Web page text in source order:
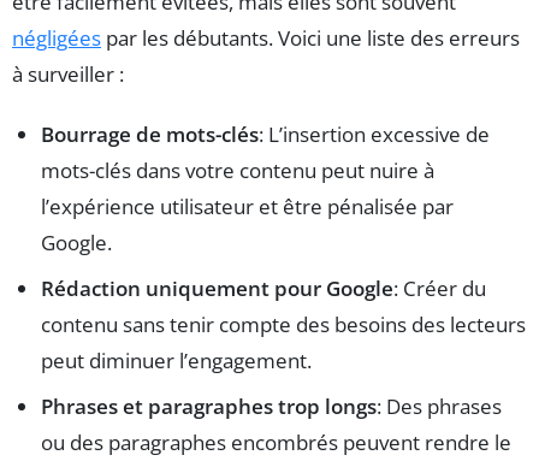
négligées par les débutants. Voici une liste des erreurs
à surveiller :
Bourrage de mots-clés: L’insertion excessive de
mots-clés dans votre contenu peut nuire à
l’expérience utilisateur et être pénalisée par
Google.
Rédaction uniquement pour Google: Créer du
contenu sans tenir compte des besoins des lecteurs
peut diminuer l’engagement.
Phrases et paragraphes trop longs: Des phrases
ou des paragraphes encombrés peuvent rendre le